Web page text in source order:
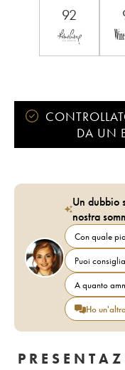
Proprietario:
GFA du
92
DA UN
Un dubbio
nostra
Con quale
Puoi
A quanto
Ho